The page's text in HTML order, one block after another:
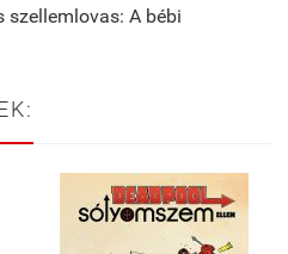
szellemlovas: A bébi